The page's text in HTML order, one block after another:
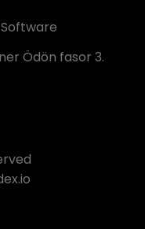
Ödön fasor 3.